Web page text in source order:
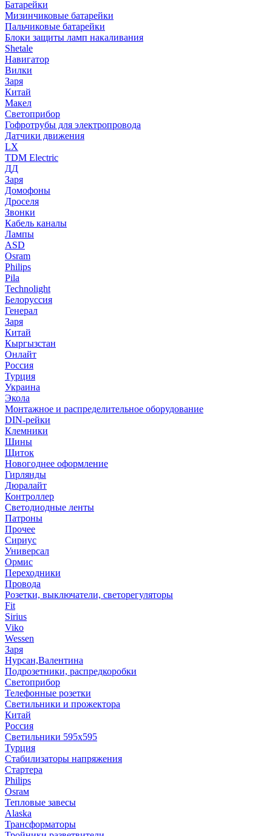
Батарейки
Мизинчиковые батарейки
Пальчиковые батарейки
Блоки защиты ламп накаливания
Shetale
Навигатор
Вилки
Заря
Китай
Макел
Светоприбор
Гофротрубы для электропровода
Датчики движения
LX
TDM Electric
ДД
Заря
Домофоны
Дроселя
Звонки
Кабель каналы
Лампы
ASD
Osram
Philips
Pila
Technolight
Белоруссия
Генерал
Заря
Китай
Кыргызстан
Онлайт
Россия
Турция
Украина
Экола
Монтажное и распределительное оборудование
DIN-рейки
Клемники
Шины
Щиток
Новогоднее оформление
Гирлянды
Дюралайт
Контроллер
Светодиодные ленты
Патроны
Прочее
Сириус
Универсал
Ормис
Переходники
Провода
Розетки, выключатели, светорегуляторы
Fit
Sirius
Viko
Wessen
Заря
Нурсан,Валентина
Подрозетники, распредкоробки
Светоприбор
Телефонные розетки
Светильники и прожектора
Китай
Россия
Светильники 595х595
Турция
Стабилизаторы напряжения
Стартера
Philips
Оsrам
Тепловые завесы
Alaska
Трансформаторы